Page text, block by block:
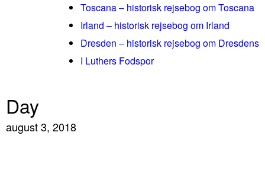
Toscana – historisk rejsebog om Toscana
Irland – historisk rejsebog om Irland
Dresden – historisk rejsebog om Dresdens
I Luthers Fodspor
Day
august 3, 2018